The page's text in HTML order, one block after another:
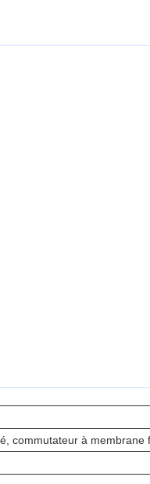
commutateur à membrane